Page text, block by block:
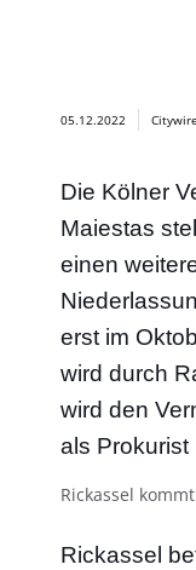
05.12.2022
Die Kölner
Maiestas
einen
erst im
wird durch
wird den
als Prokurist
Rickassel
Rickassel